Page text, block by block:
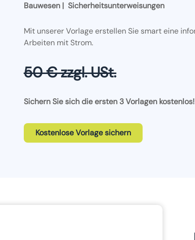
Bauwesen | Sicherheitsunterweisungen
Mit unserer Vorlage erstellen Sie smart eine
Arbeiten mit Strom.
50 € zzgl. USt.
Sichern Sie sich die ersten 3 Vorlagen kostenlos!
Kostenlose Vorlage sichern